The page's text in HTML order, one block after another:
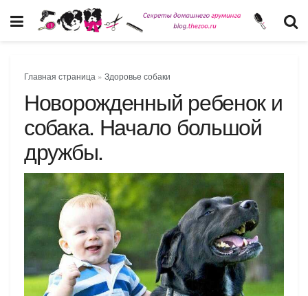
Главная страница » Здоровье собаки
Новорожденный ребенок и
собака. Начало большой
дружбы.